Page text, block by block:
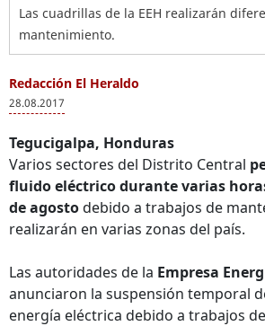
Las cuadrillas de la EEH realizarán
mantenimiento.
Redacción El Heraldo
28.08.2017
Tegucigalpa, Honduras
Varios sectores del Distrito Central
fluido eléctrico durante varias
de agostodebido a trabajos de
realizarán en varias zonas del país.
Las autoridades de la Empresa
anunciaron la suspensión temporal
energía eléctrica debido a trabajos